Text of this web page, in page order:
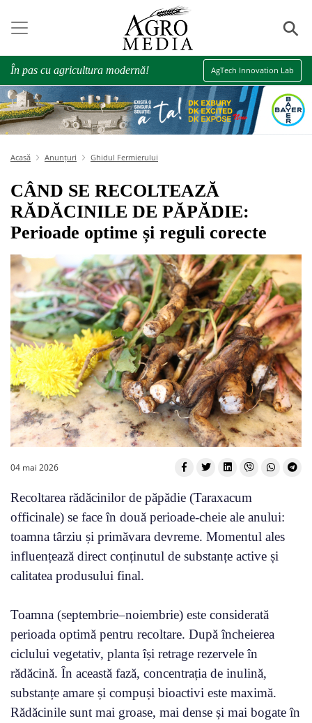
⚲
În pas cu agricultura modernă! AgTech Innovation Lab
Acasă Anunțuri Ghidul Fermierului
CÂND SE RECOLTEAZĂ
RĂDĂCINILE DE PĂPĂDIE:
Perioade optime și reguli corecte
04 mai 2026
Recoltarea rădăcinilor de păpădie (Taraxacum
officinale) se face în două perioade-cheie ale anului:
toamna târziu și primăvara devreme. Momentul ales
influențează direct conținutul de substanțe active și
calitatea produsului final.
Toamna (septembrie–noiembrie) este considerată
perioada optimă pentru recoltare. După încheierea
ciclului vegetativ, planta își retrage rezervele în
rădăcină. În această fază, concentrația de inulină,
substanțe amare și compuși bioactivi este maximă.
Rădăcinile sunt mai groase, mai dense și mai bogate în